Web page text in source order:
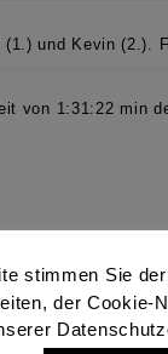
und Kevin (2.).
von 1:31:22 min
für den
im
10 km als letzten
Zweiter.
stimmen Sie
der Cookie-